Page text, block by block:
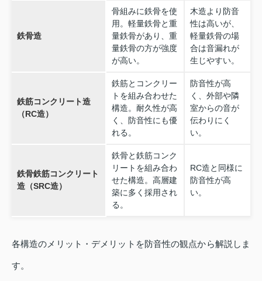
鉄骨造
骨組みに鉄骨を使
用。軽量鉄骨と重
量鉄骨があり、重
量鉄骨の方が強度
が高い。
木造より防音
性は高いが、
軽量鉄骨の場
合は音漏れが
生じやすい。
鉄筋コンクリート造
（RC造）
鉄筋とコンクリー
トを組み合わせた
構造。耐久性が高
く、防音性にも優
れる。
防音性が高
く、外部や隣
室からの音が
伝わりにく
い。
鉄骨鉄筋コンクリート
造（SRC造）
鉄骨と鉄筋コンク
リートを組み合わ
せた構造。高層建
築に多く採用され
る。
RC造と同様に
防音性が高
い。
各構造のメリット・デメリットを防音性の観点から解説しま
す。